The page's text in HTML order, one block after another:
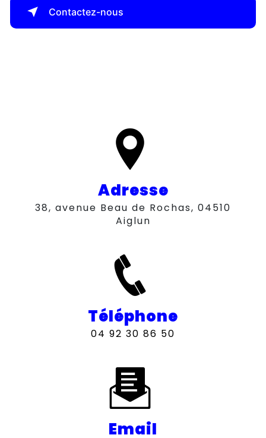
Contactez-nous
Adresse
38, avenue Beau de Rochas, 04510
Aiglun
Téléphone
04 92 30 86 50
Email